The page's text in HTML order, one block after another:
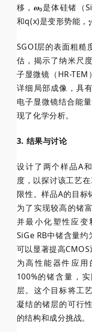
移，𝝎₀是体硅锗（
和q(x)是变形势能，
SGOI层的表面粗糙
估，揭示了纳米尺
子显微镜（HR-
详细局部成像，具
电子显微镜结合能
现了化学分析。
3. 结果与讨论
设计了两个样品A
度，以探讨该工艺
限性。样品A的目标
为了实现较高的锗
并最小化塑性应变
SiGe RB中锗含量约
可以显著提高
为高性能器件应
100%的锗含量，
层。这个目标将工
凝结的锗层的可行
的结构和成分挑战。